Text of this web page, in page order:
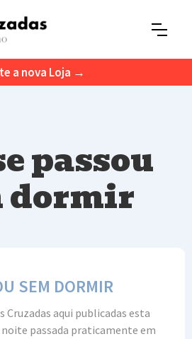
a nova Loja →
passou
dormir
SEM DORMIR
Cruzadas aqui publicadas esta
passada praticamente em